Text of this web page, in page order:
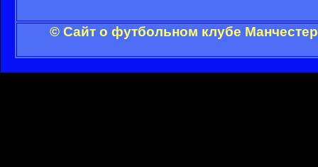
© Сайт о футбольном клубе